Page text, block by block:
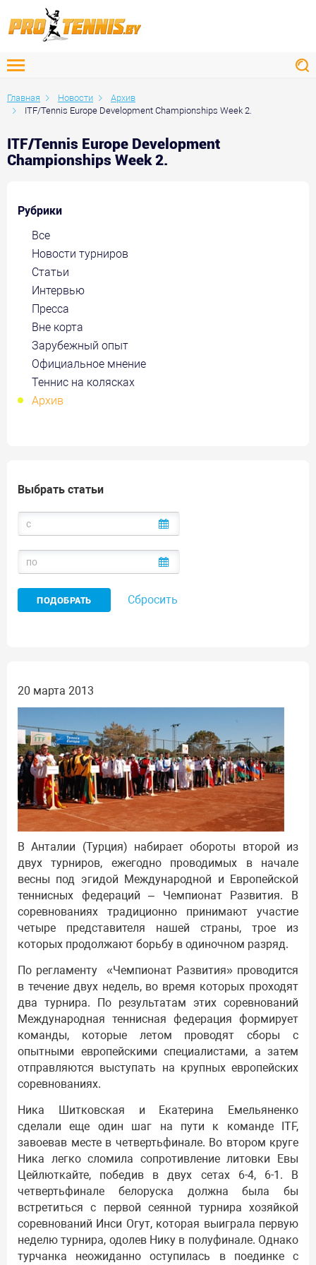
Главная Новости
Архив
ITF/Tennis Europe Development Championships Week 2.
ITF/Tennis Europe Development
Championships Week 2.
Рубрики
Все
Новости турниров
Статьи
Интервью
Пресса
Вне корта
Зарубежный опыт
Официальное мнение
Теннис на колясках
Архив
Выбрать статьи
Сбросить
20 марта 2013
В Анталии (Турция) набирает обороты второй из
двух турниров, ежегодно проводимых в начале
весны под эгидой Международной и Европейской
теннисных федераций – Чемпионат Развития. В
соревнованиях традиционно принимают участие
четыре представителя нашей страны, трое из
которых продолжают борьбу в одиночном разряд.
По регламенту «Чемпионат Развития» проводится
в течение двух недель, во время которых проходят
два турнира. По результатам этих соревнований
Международная теннисная федерация формирует
команды, которые летом проводят сборы с
опытными европейскими специалистами, а затем
отправляются выступать на крупных европейских
соревнованиях.
Ника Шитковская и Екатерина Емельяненко
сделали еще один шаг на пути к команде ITF,
завоевав месте в четвертьфинале. Во втором круге
Ника легко сломила сопротивление литовки Евы
Цейлюткайте, победив в двух сетах 6-4, 6-1. В
четвертьфинале белоруска должна была бы
встретиться с первой сеянной турнира хозяйкой
соревнований Инси Огут, которая выиграла первую
неделю турнира, одолев Нику в полуфинале. Однако
турчанка неожиданно оступилась в поединке с